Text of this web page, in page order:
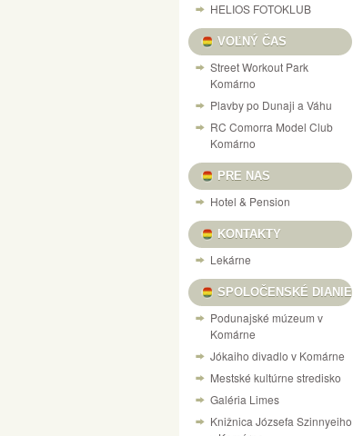
HELIOS FOTOKLUB
VOĽNÝ ČAS
Street Workout Park
Komárno
Plavby po Dunaji a Váhu
RC Comorra Model Club
Komárno
PRE NAS
Hotel & Pension
KONTAKTY
Lekárne
SPOLOČENSKÉ DIANIE
Podunajské múzeum v
Komárne
Jókaiho divadlo v Komárne
Mestské kultúrne stredisko
Galéria Limes
Knižnica Józsefa Szinnyeiho